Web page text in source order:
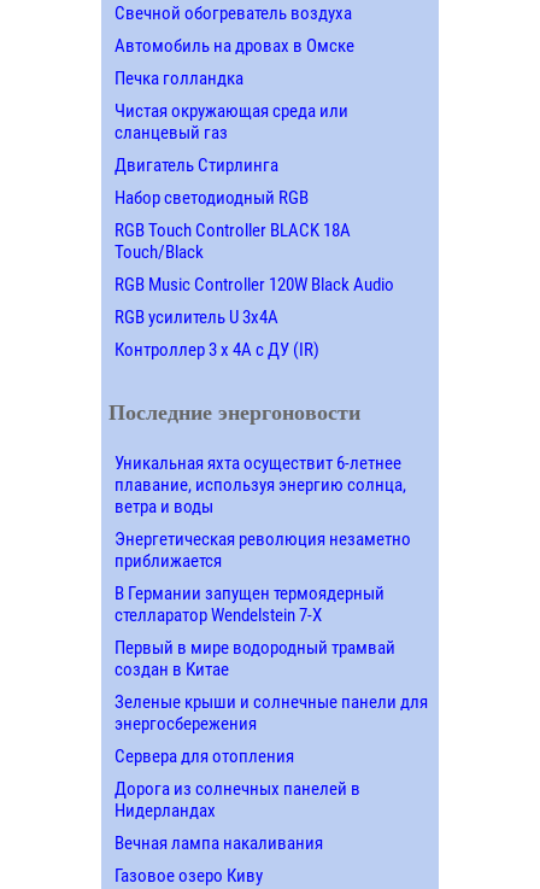
Свечной обогреватель воздуха
Автомобиль на дровах в Омске
Печка голландка
Чистая окружающая среда или
сланцевый газ
Двигатель Стирлинга
Набор светодиодный RGB
RGB Touch Controller BLACK 18A
Touch/Black
RGB Music Controller 120W Black Audio
RGB усилитель U 3х4A
Контроллер 3 х 4А с ДУ (IR)
Последние энергоновости
Уникальная яхта осуществит 6-летнее
плавание, используя энергию солнца,
ветра и воды
Энергетическая революция незаметно
приближается
В Германии запущен термоядерный
стелларатор Wendelstein 7-X
Первый в мире водородный трамвай
создан в Китае
Зеленые крыши и солнечные панели для
энергосбережения
Сервера для отопления
Дорога из солнечных панелей в
Нидерландах
Вечная лампа накаливания
Газовое озеро Киву